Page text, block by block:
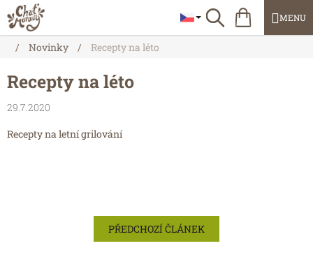
Přejít
na
obsah
HledatNákupní
košík
Domů
/ Novinky / Recepty na léto
Recepty na léto
29.7.2020
Recepty na letní grilování
PŘEDCHOZÍ ČLÁNEK